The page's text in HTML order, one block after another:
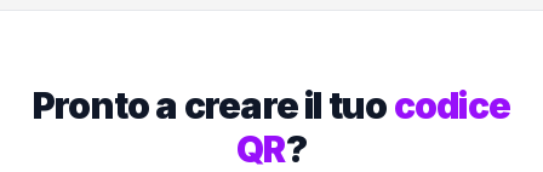
Pronto a creare il tuocodice
QR?